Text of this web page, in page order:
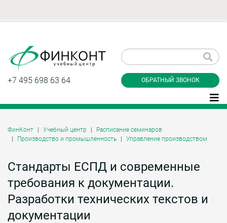
+7 495 698 63 64 ОБРАТНЫЙ ЗВОНОК
ФинКонт Учебный центр
Расписание семинаров
Производство и промышленность
Управление производством
Стандарты ЕСПД и современные
требования к документации.
Разработки технических текстов и
документации
звонок
Даю согласие на обработку персональных
конфиденциальности
Заказать